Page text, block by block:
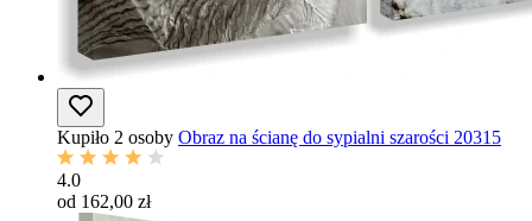
Kupiło 2 osoby Obraz na ścianę do sypialni szarości 20315
4.0
od 162,00 zł